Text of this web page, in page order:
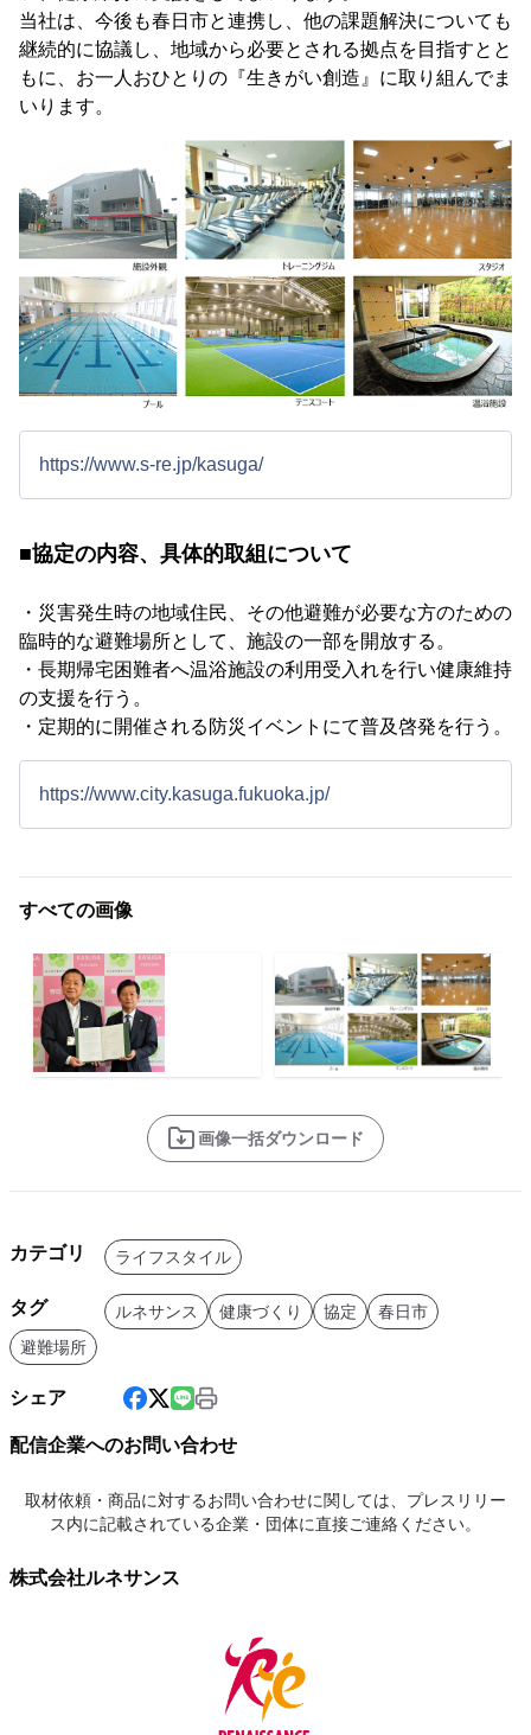
当社は、今後も春日市と連携し、他の課題解決についても
継続的に協議し、地域から必要とされる拠点を目指すとと
もに、お一人おひとりの『生きがい創造』に取り組んでま
いります。
https://www.s-re.jp/kasuga/
■協定の内容、具体的取組について
・災害発生時の地域住民、その他避難が必要な方のための
臨時的な避難場所として、施設の一部を開放する。
・長期帰宅困難者へ温浴施設の利用受入れを行い健康維持
の支援を行う。
・定期的に開催される防災イベントにて普及啓発を行う。
https://www.city.kasuga.fukuoka.jp/
すべての画像
画像一括ダウンロード
カテゴリ ライフスタイル
タグ ルネサンス 健康づくり 協定
春日市
避難場所
シェア
配信企業へのお問い合わせ
取材依頼・商品に対するお問い合わせに関しては、プレスリリー
ス内に記載されている企業・団体に直接ご連絡ください。
株式会社ルネサンス